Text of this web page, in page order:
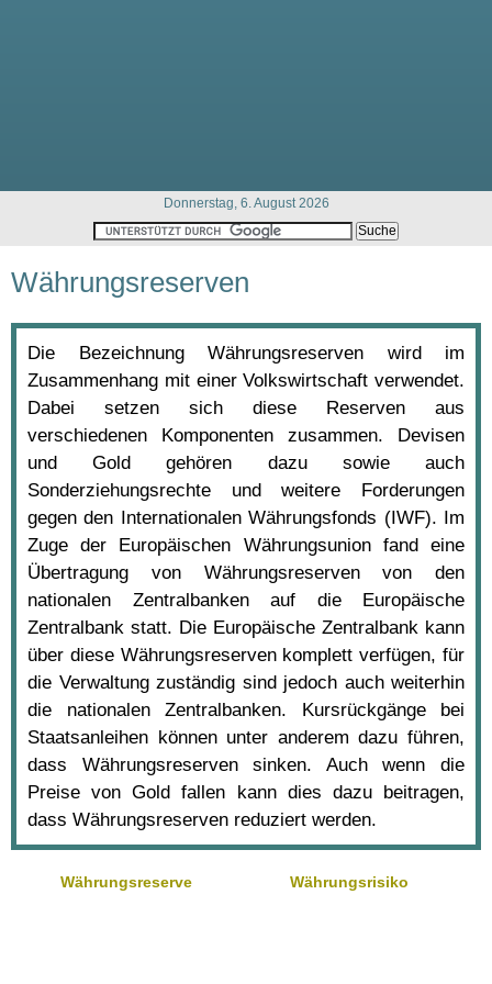
Donnerstag, 6. August 2026
Währungsreserven
Die Bezeichnung Währungsreserven wird im
Zusammenhang mit einer Volkswirtschaft verwendet.
Dabei setzen sich diese Reserven aus
verschiedenen Komponenten zusammen. Devisen
und Gold gehören dazu sowie auch
Sonderziehungsrechte und weitere Forderungen
gegen den Internationalen Währungsfonds (IWF). Im
Zuge der Europäischen Währungsunion fand eine
Übertragung von Währungsreserven von den
nationalen Zentralbanken auf die Europäische
Zentralbank statt. Die Europäische Zentralbank kann
über diese Währungsreserven komplett verfügen, für
die Verwaltung zuständig sind jedoch auch weiterhin
die nationalen Zentralbanken. Kursrückgänge bei
Staatsanleihen können unter anderem dazu führen,
dass Währungsreserven sinken. Auch wenn die
Preise von Gold fallen kann dies dazu beitragen,
dass Währungsreserven reduziert werden.
Währungsreserve Währungsrisiko